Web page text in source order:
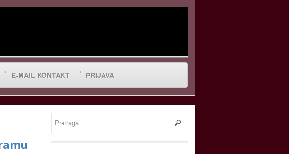
E-MAIL KONTAKT PRIJAVA